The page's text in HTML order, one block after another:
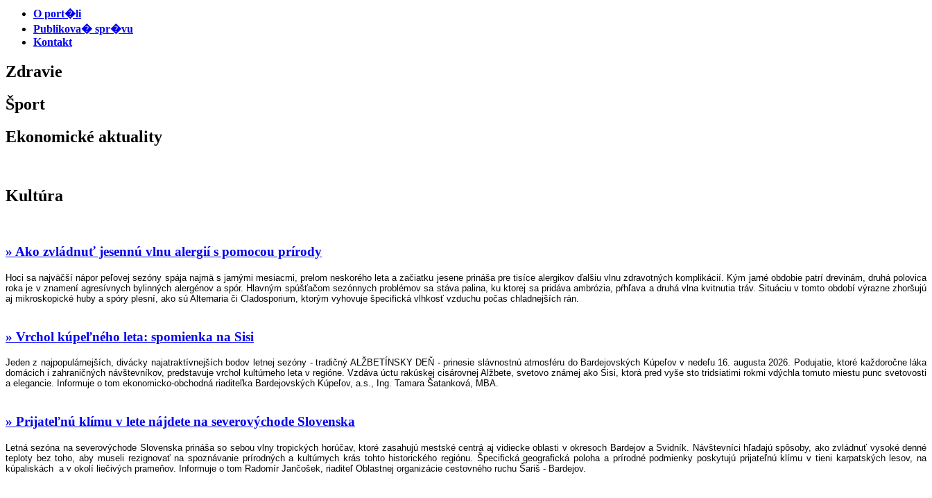
O port�li
Publikova� spr�vu
Kontakt
Zdravie
Šport
Ekonomické aktuality
Kultúra
» Ako zvládnuť jesennú vlnu alergií s pomocou prírody
Hoci sa najväčší nápor peľovej sezóny spája najmä s jarnými mesiacmi, prelom neskorého leta a začiatku jesene prináša pre tisíce alergikov ďalšiu vlnu zdravotných komplikácií. Kým jarné obdobie patrí drevinám, druhá polovica
roka je v znamení agresívnych bylinných alergénov a spór. Hlavným spúšťačom sezónnych problémov sa stáva palina, ku ktorej sa pridáva ambrózia, pŕhľava a druhá vlna kvitnutia tráv. Situáciu v tomto období výrazne zhoršujú
aj mikroskopické huby a spóry plesní, ako sú Alternaria či Cladosporium, ktorým vyhovuje špecifická vlhkosť vzduchu počas chladnejších rán.
» Vrchol kúpeľného leta: spomienka na Sisi
Jeden z najpopulárnejších, divácky najatraktívnejších bodov letnej sezóny - tradičný ALŽBETÍNSKY DEŇ - prinesie slávnostnú atmosféru do Bardejovských Kúpeľov v nedeľu 16. augusta 2026. Podujatie, ktoré každoročne láka
domácich i zahraničných návštevníkov, predstavuje vrchol kultúrneho leta v regióne. Vzdáva úctu rakúskej cisárovnej Alžbete, svetovo známej ako Sisi, ktorá pred vyše sto tridsiatimi rokmi vdýchla tomuto miestu punc svetovosti
a elegancie. Informuje o tom ekonomicko-obchodná riaditeľka Bardejovských Kúpeľov, a.s., Ing. Tamara Šatanková, MBA.
» Prijateľnú klímu v lete nájdete na severovýchode Slovenska
Letná sezóna na severovýchode Slovenska prináša so sebou vlny tropických horúčav, ktoré zasahujú mestské centrá aj vidiecke oblasti v okresoch Bardejov a Svidník. Návštevníci hľadajú spôsoby, ako zvládnuť vysoké denné
teploty bez toho, aby museli rezignovať na spoznávanie prírodných a kultúrnych krás tohto historického regiónu. Špecifická geografická poloha a prírodné podmienky poskytujú prijateľnú klímu v tieni karpatských lesov, na
kúpaliskách a v okolí liečivých prameňov. Informuje o tom Radomír Jančošek, riaditeľ Oblastnej organizácie cestovného ruchu Šariš - Bardejov.